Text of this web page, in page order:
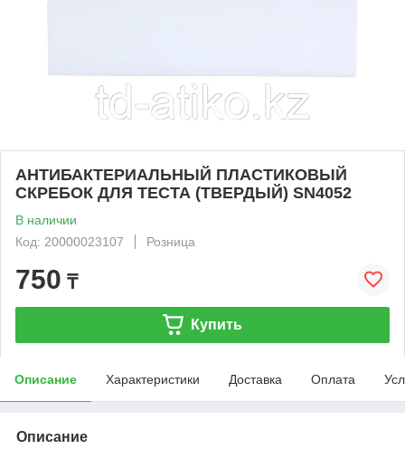
АНТИБАКТЕРИАЛЬНЫЙ ПЛАСТИКОВЫЙ
СКРЕБОК ДЛЯ ТЕСТА (ТВЕРДЫЙ) SN4052
В наличии
Код: 20000023107
Розница
750 ₸
Купить
Описание Характеристики Доставка Оплата
Описание